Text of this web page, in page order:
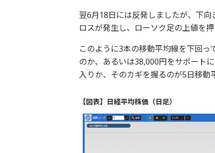
翌6月18日には反発しましたが、下
ロスが発生し、ローソク足の上値を押
このように3本の移動平均線を下回
のか、あるいは38,000円をサポート
入りか、そのカギを握るのが5日移動
【図表】日経平均株価（日足）